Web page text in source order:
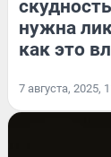
нужна
как это
7 августа, 2025,